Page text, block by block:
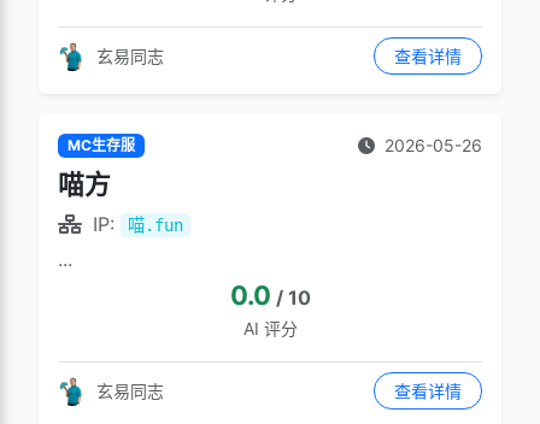
玄易同志 查看详情
MC生存服 2026-05-26
喵方
IP: 喵.fun
...
0.0 / 10
AI 评分
玄易同志 查看详情